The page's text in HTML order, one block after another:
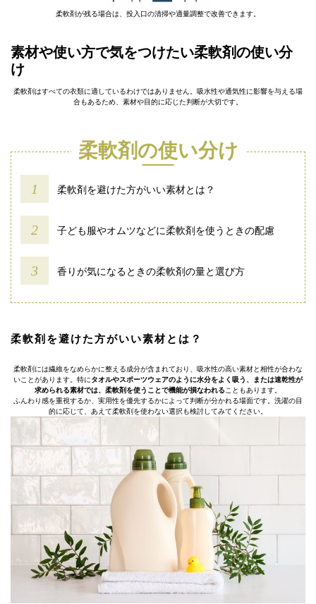
柔軟剤が残る場合は、投入口の清掃や適量調整で改善できます。
素材や使い方で気をつけたい柔軟剤の使い分
け
柔軟剤はすべての衣類に適しているわけではありません。吸水性や通気性に影響を与える場
合もあるため、素材や目的に応じた判断が大切です。
柔軟剤の使い分け
柔軟剤を避けた方がいい素材とは？
子ども服やオムツなどに柔軟剤を使うときの配慮
香りが気になるときの柔軟剤の量と選び方
柔軟剤を避けた方がいい素材とは？
柔軟剤には繊維をなめらかに整える成分が含まれており、吸水性の高い素材と相性が合わな
いことがあります。特にタオルやスポーツウェアのように水分をよく吸う、または速乾性が
求められる素材では、柔軟剤を使うことで機能が損なわれる こともあります。
ふんわり感を重視するか、実用性を優先するかによって判断が分かれる場面です。洗濯の目
的に応じて、あえて柔軟剤を使わない選択も検討してみてください。